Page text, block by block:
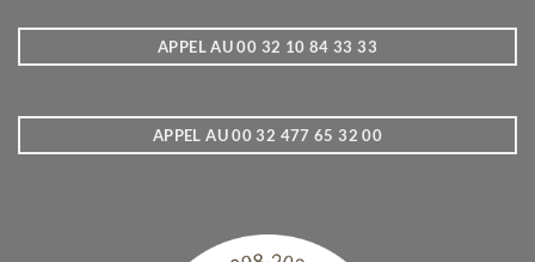
APPEL AU 00 32 10 84 33 33
APPEL AU 00 32 477 65 32 00